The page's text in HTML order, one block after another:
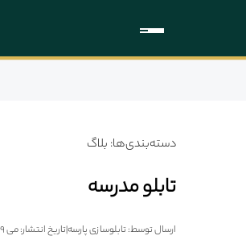
دسته‌بندی‌ها: بلاگ
تابلو مدرسه
ارسال توسط: تابلوسازی پارسه|تاریخ انتشار: می 29, 2024